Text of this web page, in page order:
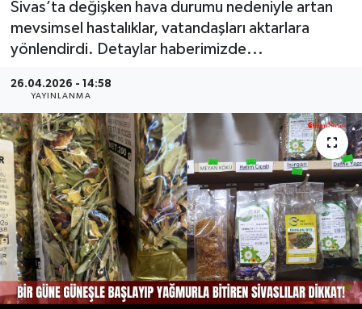
Sivas’ta değişken hava durumu nedeniyle artan
mevsimsel hastalıklar, vatandaşları aktarlara
yönlendirdi. Detaylar haberimizde...
26.04.2026 - 14:58
YAYINLANMA
MAGAZİN
RESMİ İLANLAR
SAĞLIK
SİYASET
SOSYAL YARDIMLAR
SPONSORLU YAZI